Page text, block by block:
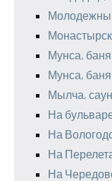
Мунса, баня
Мунса, баня
Мылча,
На
На
На
На